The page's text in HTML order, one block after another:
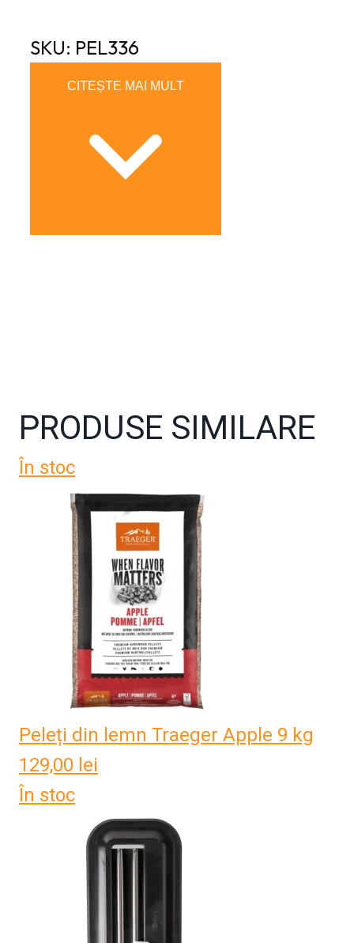
SKU: PEL336
PRODUSE SIMILARE
În stoc
Peleți din lemn Traeger Apple 9 kg
129,00 lei
În stoc